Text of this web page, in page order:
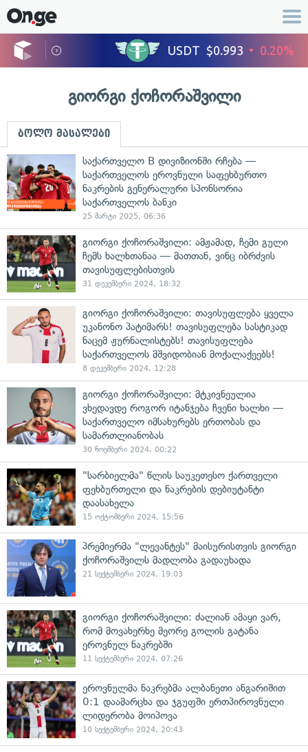
გიორგი ქოჩორაშვილი
ბოლო მასალები
საქართველო B დივიზიონში რჩება —
საქართველოს ეროვნული საფეხბურთო
ნაკრების გენერალური სპონსორია
საქართველოს ბანკი
25 მარტი 2025, 06:36
გიორგი ქოჩორაშვილი: ამჟამად, ჩემი გული
ჩემს ხალხთანაა — მათთან, ვინც იბრძვის
თავისუფლებისთვის
31 დეკემბერი 2024, 18:32
გიორგი ქოჩორაშვილი: თავისუფლება ყველა
უკანონო პატიმარს! თავისუფლება სასტიკად
ნაცემ ჟურნალისტებს! თავისუფლება
საქართველოს მშვიდობიან მოქალაქეებს!
8 დეკემბერი 2024, 12:28
გიორგი ქოჩორაშვილი: მტკივნეულია
ვხედავდე როგორ იტანჯება ჩვენი ხალხი —
საქართველო იმსახურებს ერთობას და
სამართლიანობას
30 ნოემბერი 2024, 00:22
"სარბიელმა" წლის საუკეთესო ქართველი
ფეხბურთელი და ნაკრების დებიუტანტი
დაასახელა
15 ოქტომბერი 2024, 15:56
პრემიერმა "ლევანტეს" მაისურისთვის გიორგი
ქოჩორაშვილს მადლობა გადაუხადა
21 სექტემბერი 2024, 19:03
გიორგი ქოჩორაშვილი: ძალიან ამაყი ვარ,
რომ მოვახერხე მეორე გოლის გატანა
ეროვნულ ნაკრებში
11 სექტემბერი 2024, 07:26
ეროვნულმა ნაკრებმა ალბანეთი ანგარიშით
0:1 დაამარცხა და ჯგუფში ერთპიროვნული
ლიდერობა მოიპოვა
10 სექტემბერი 2024, 20:43